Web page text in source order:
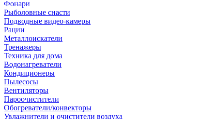
Фонари
Рыболовные снасти
Подводные видео-камеры
Рации
Металлоискатели
Тренажеры
Техника для дома
Водонагреватели
Кондиционеры
Пылесосы
Вентиляторы
Пароочистители
Обогреватели/конвекторы
Увлажнители и очистители воздуха